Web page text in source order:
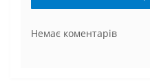
Немає коментарів